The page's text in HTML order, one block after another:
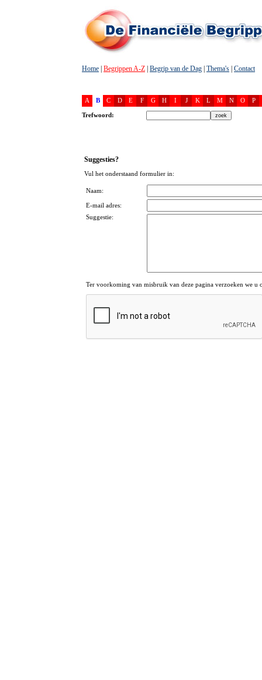
Home Begrippen A-Z Begrip van de Dag Thema's Contact
A B C D E F G H I J K L M N O P
Trefwoord:
Suggesties?
Vul het onderstaand formulier in:
Naam:
E-mail adres:
Suggestie:
Ter voorkoming van misbruik van deze pagina verzoeken we u